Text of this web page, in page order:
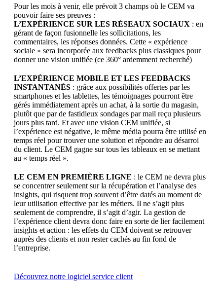
Pour les mois à venir, elle prévoit 3 champs où le CEM va
pouvoir faire ses preuves :
L’EXPÉRIENCE SUR LES RÉSEAUX SOCIAUX : en
gérant de façon fusionnelle les sollicitations, les
commentaires, les réponses données. Cette « expérience
sociale » sera incorporée aux feedbacks plus classiques pour
donner une vision unifiée (ce 360° ardemment recherché)
L’EXPÉRIENCE MOBILE ET LES FEEDBACKS
INSTANTANÉS : grâce aux possibilités offertes par les
smartphones et les tablettes, les témoignages pourront être
gérés immédiatement après un achat, à la sortie du magasin,
plutôt que par de fastidieux sondages par mail reçu plusieurs
jours plus tard. Et avec une vision CEM unifiée, si
l’expérience est négative, le même média pourra être utilisé en
temps réel pour trouver une solution et répondre au désarroi
du client. Le CEM gagne sur tous les tableaux en se mettant
au « temps réel ».
LE CEM EN PREMIÈRE LIGNE : le CEM ne devra plus
se concentrer seulement sur la récupération et l’analyse des
insights, qui risquent trop souvent d’être datés au moment de
leur utilisation effective par les métiers. Il ne s’agit plus
seulement de comprendre, il s’agit d’agir. La gestion de
l’expérience client devra donc faire en sorte de lier facilement
insights et action : les effets du CEM doivent se retrouver
auprès des clients et non rester cachés au fin fond de
l’entreprise.
Découvrez notre logiciel service client